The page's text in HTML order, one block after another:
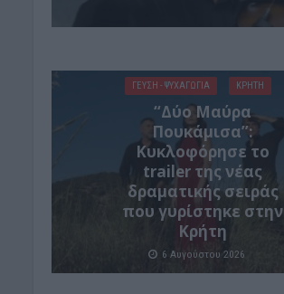
ΓΕΎΣΗ - ΨΥΧΑΓΩΓΊΑ ΚΡΗΤΗ
“Δύο Μαύρα
Πουκάμισα”:
Κυκλοφόρησε το
trailer της νέας
δραματικής σειράς
που γυρίστηκε στην
Κρήτη
6 Αυγούστου 2026